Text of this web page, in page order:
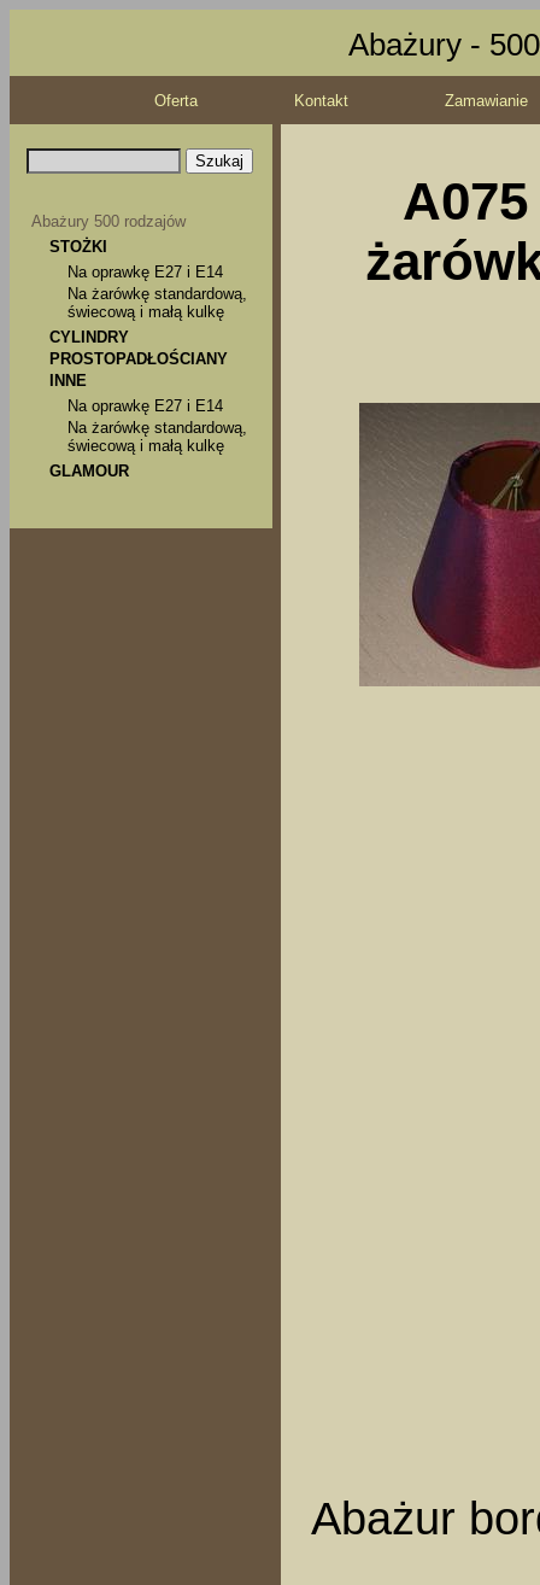
Abażury -
Oferta Kontakt Zamawianie
Abażury 500 rodzajów
STOŻKI
Na oprawkę E27 i E14
Na żarówkę standardową,
świecową i małą kulkę
CYLINDRY
PROSTOPADŁOŚCIANY
INNE
Na oprawkę E27 i E14
Na żarówkę standardową,
świecową i małą kulkę
GLAMOUR
Abażur